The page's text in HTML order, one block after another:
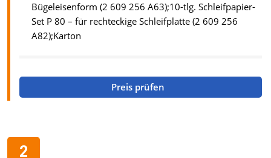
Bügeleisenform (2 609 256 A63);10-tlg. Schleifpapier-
Set P 80 – für rechteckige Schleifplatte (2 609 256
A82);Karton
Preis prüfen